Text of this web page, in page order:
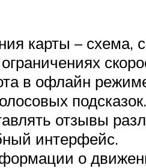
карты – схема,
в офлайн
подсказок.
отзывы
интерфейс.
о